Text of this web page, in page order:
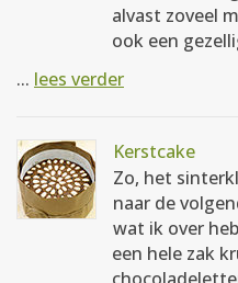
alvast zoveel
ook een
... lees verder
Kerstcake
Zo, het
naar de
wat ik over
een hele zak